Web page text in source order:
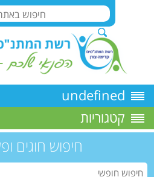
undefined
קטגוריות
חיפוש חוגים